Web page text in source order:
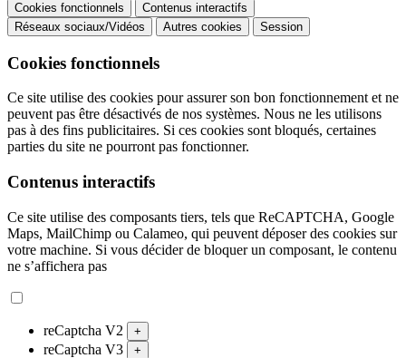
Cookies fonctionnels
Contenus interactifs
Réseaux sociaux/Vidéos
Autres cookies Session
Cookies fonctionnels
Ce site utilise des cookies pour assurer son bon fonctionnement et ne
peuvent pas être désactivés de nos systèmes. Nous ne les utilisons
pas à des fins publicitaires. Si ces cookies sont bloqués, certaines
parties du site ne pourront pas fonctionner.
Contenus interactifs
Ce site utilise des composants tiers, tels que ReCAPTCHA, Google
Maps, MailChimp ou Calameo, qui peuvent déposer des cookies sur
votre machine. Si vous décider de bloquer un composant, le contenu
ne s’affichera pas
reCaptcha V2 +
reCaptcha V3 +